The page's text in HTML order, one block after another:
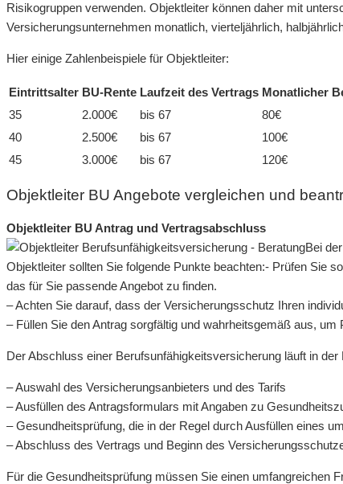
Risikogruppen verwenden. Objektleiter können daher mit
Versicherungsunternehmen monatlich, vierteljährlich,
Hier einige Zahlenbeispiele für Objektleiter:
Eintrittsalter BU-Rente Laufzeit des Vertrags Monatlicher
35
2.000€ bis 67
80€
40
2.500€ bis 67
100€
45
3.000€ bis 67 120€
Objektleiter BU Angebote vergleichen und
Objektleiter BU Antrag und Vertragsabschluss
Bei
Objektleiter sollten Sie folgende Punkte beachten:- Prüfen Sie
das für Sie passende Angebot zu finden.
– Achten Sie darauf, dass der Versicherungsschutz Ihren
– Füllen Sie den Antrag sorgfältig und wahrheitsgemäß aus,
Der Abschluss einer Berufsunfähigkeitsversicherung läuft in der
– Auswahl des Versicherungsanbieters und des Tarifs
– Ausfüllen des Antragsformulars mit Angaben zu
– Gesundheitsprüfung, die in der Regel durch Ausfüllen eines
– Abschluss des Vertrags und Beginn des
Für die Gesundheitsprüfung müssen Sie einen umfangreichen